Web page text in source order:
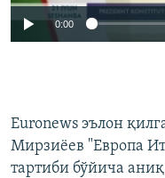
0:00
Euronews эълон
Мирзиёев "Европа
тартиби бўйича аниқ